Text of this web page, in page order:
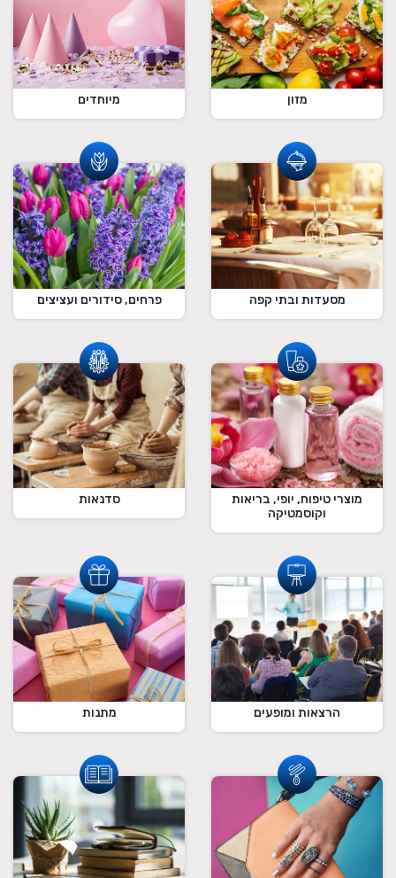
מזון מיוחדים
מסעדות ובתי קפה פרחים, סידורים ועציצים
מוצרי טיפוח, יופי, בריאות
וקוסמטיקה
סדנאות
הרצאות ומופעים מתנות